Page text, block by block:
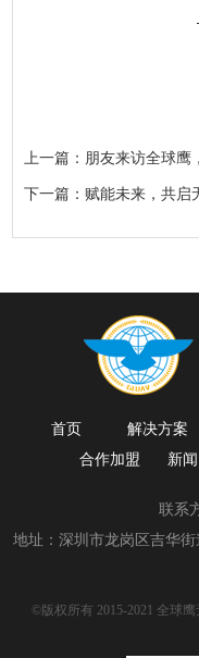
上一篇：朋友来访全球鹰
首页 解决方案
合作加盟
新
联系
地址：深圳市龙岗区吉华
©版权所有 2015-2021 全球